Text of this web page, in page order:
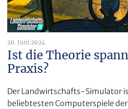
20. Juni 2024
Ist die Theorie
Praxis?
Der Landwirtschafts-Simulator
beliebtesten Computerspiele